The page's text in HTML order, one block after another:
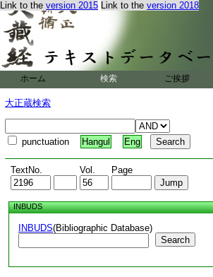
Link to the version 2015 Link to the version 2018
ホーム 検索 ご挨拶
大正蔵検索
punctuation Hangul Eng
TextNo. Vol. Page
INBUDS
INBUDS(Bibliographic Database)
Search